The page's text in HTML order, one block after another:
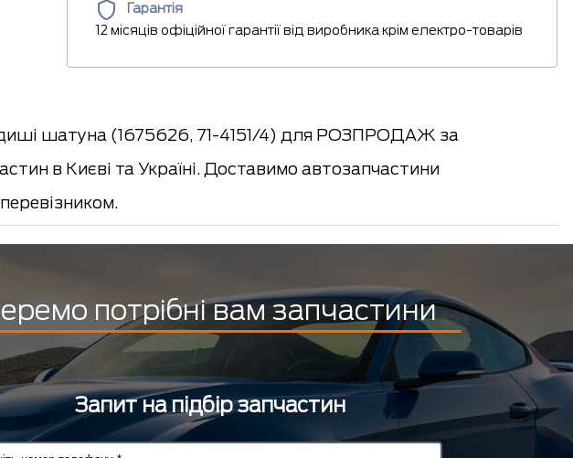
Гарантія
12 місяців офіційної гарантії від виробника крім електро-товарів
шатуна (1675626, 71-4151/4) для РОЗПРОДАЖ за
в Києві та Україні. Доставимо автозапчастини
потрібні вам запчастини
Запит на підбір запчастин